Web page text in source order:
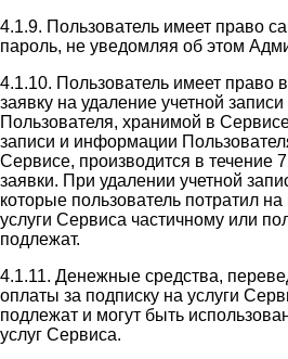
4.1.9. Пользователь имеет право
пароль, не уведомляя об этом
4.1.10. Пользователь имеет право
заявку на удаление учетной
Пользователя, хранимой в
записи и информации
Сервисе, производится в течение
заявки. При удалении учетной
которые пользователь потратил
услуги Сервиса частичному или
подлежат.
4.1.11. Денежные средства,
оплаты за подписку на услуги
подлежат и могут быть
услуг Сервиса.